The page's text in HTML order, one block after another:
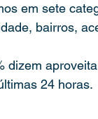
em sete
bairros,
dizem
24 horas.